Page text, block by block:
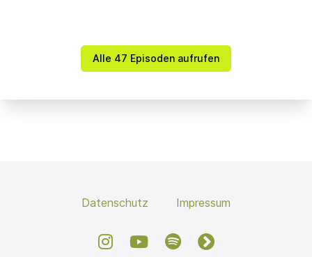
Danke, dass du nochmal ein bisschen nachlegst.
Alle 47 Episoden aufrufen
Datenschutz Impressum
InstagramYouTubeSpotifyfyyd